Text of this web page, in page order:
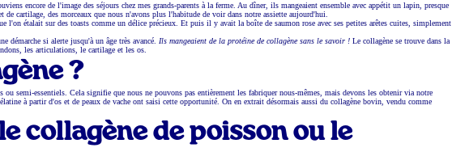
encore de l'image des séjours chez mes grands-parents à la ferme. Au dîner, ils mangeaient ensemble avec appétit un lapin, presque
cartilage, des morceaux que nous n'avons plus l'habitude de voir dans notre assiette aujourd'hui.
l'on étalait sur des toasts comme un délice précieux. Et puis il y avait la boîte de saumon rose avec ses petites arêtes cuites, simplement
démarche si alerte jusqu'à un âge très avancé. Ils mangeaient de la protéine de collagène sans le savoir ! Le collagène se trouve dans la
les articulations, le cartilage et les os.
?
semi-essentiels. Cela signifie que nous ne pouvons pas entièrement les fabriquer nous-mêmes, mais devons les obtenir via notre
à partir d'os et de peaux de vache ont saisi cette opportunité. On en extrait désormais aussi du collagène bovin, vendu comme
collagène de poisson ou le